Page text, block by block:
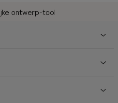
Personaliseerbaar